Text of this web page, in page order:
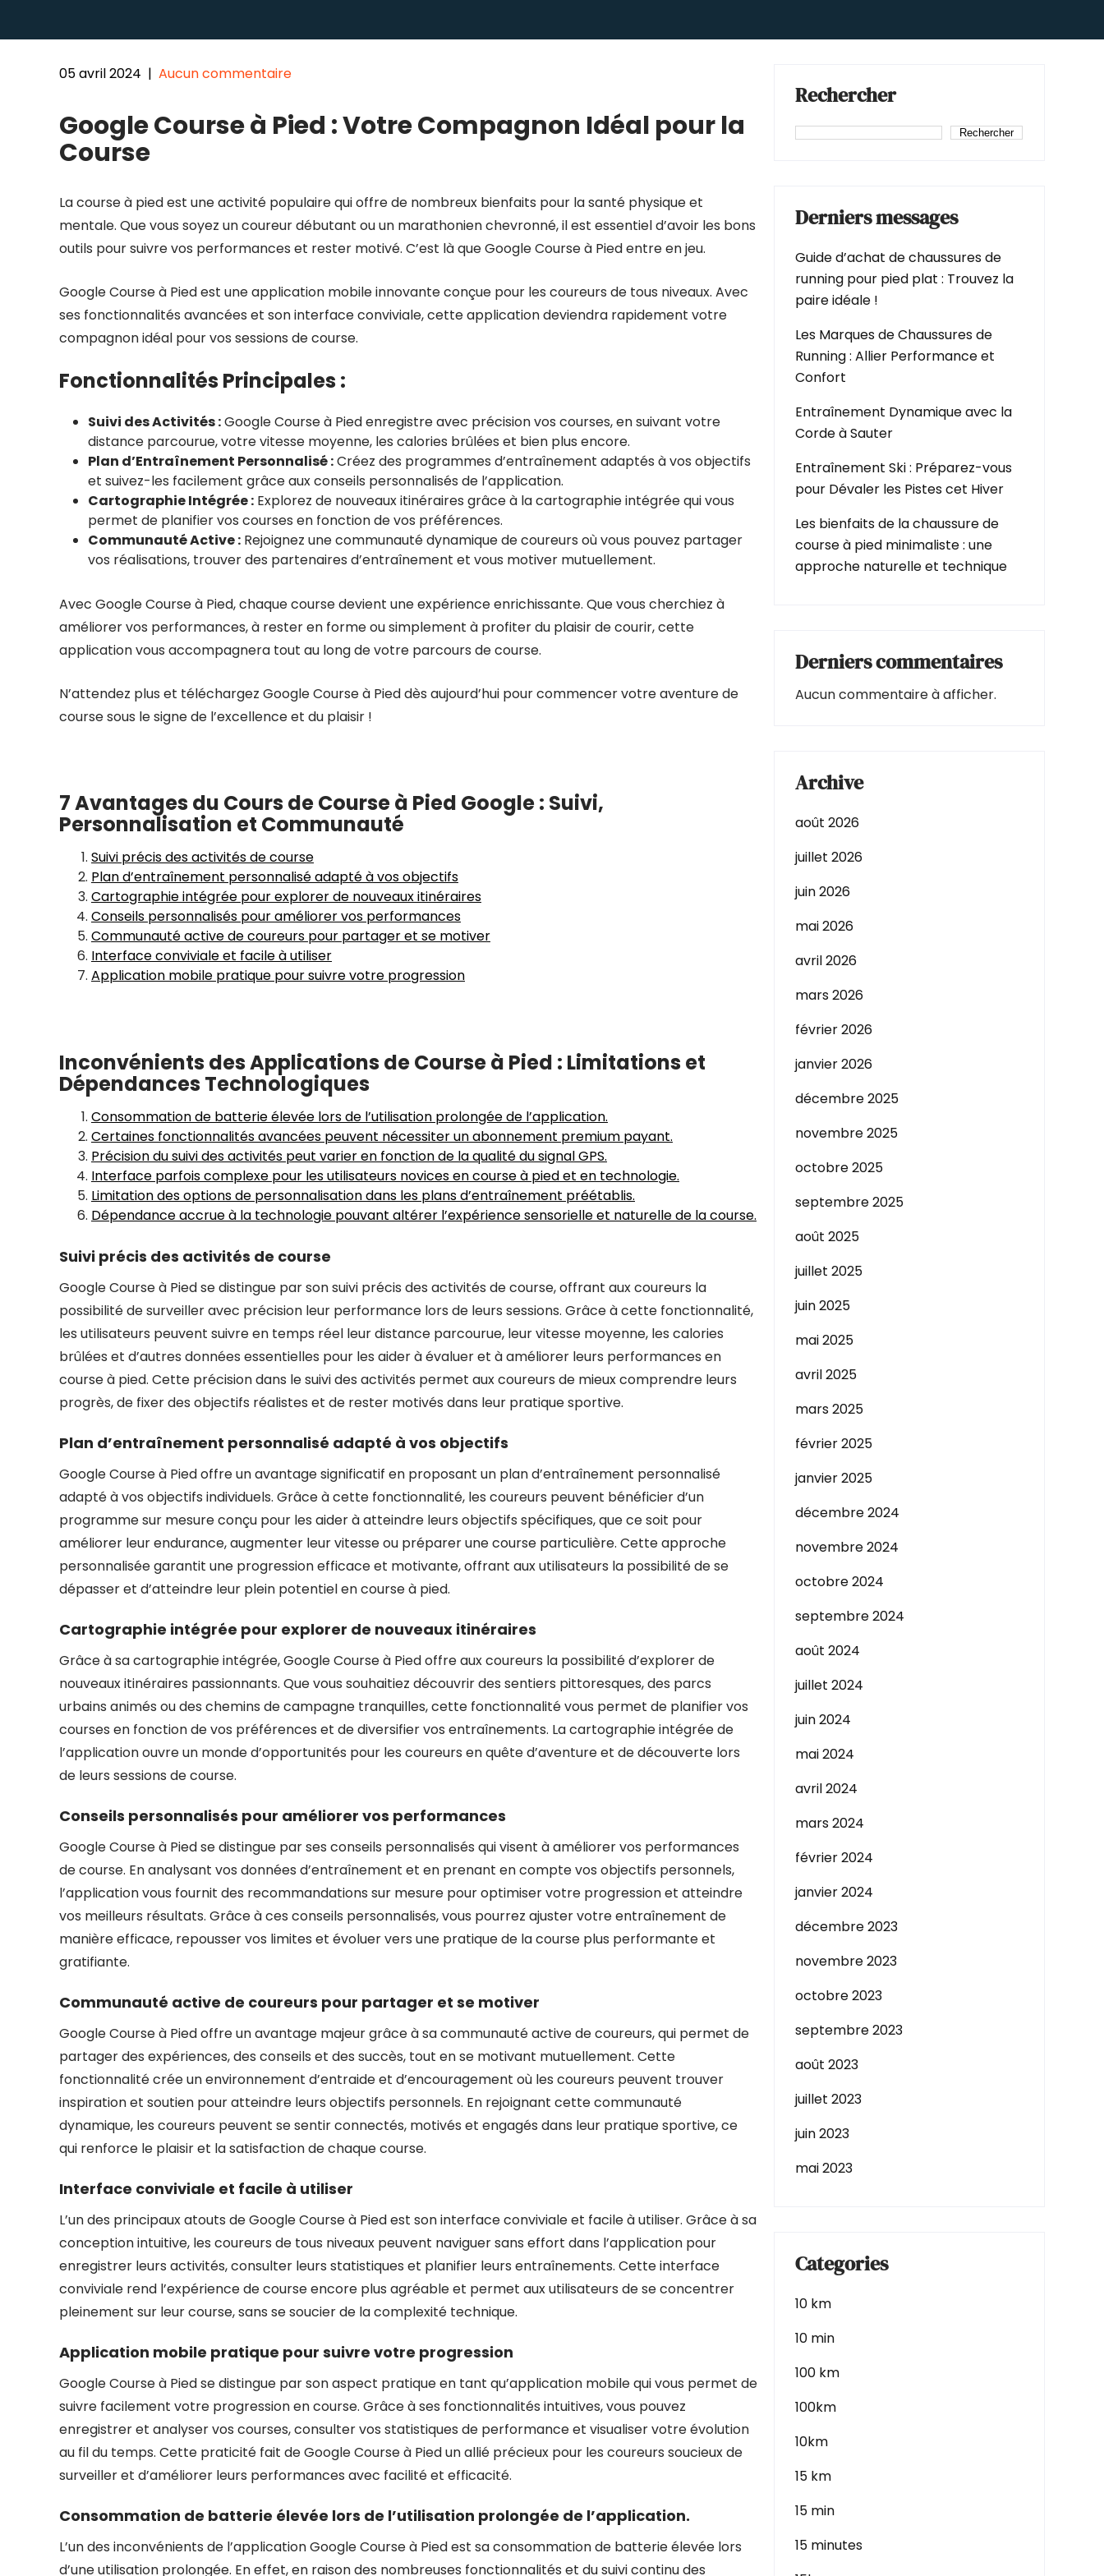
05 avril 2024 | Aucun commentaire
Google Course à Pied : Votre Compagnon Idéal pour la
Course
La course à pied est une activité populaire qui offre de nombreux bienfaits pour la santé physique et
mentale. Que vous soyez un coureur débutant ou un marathonien chevronné, il est essentiel d’avoir les bons
outils pour suivre vos performances et rester motivé. C’est là que Google Course à Pied entre en jeu.
Google Course à Pied est une application mobile innovante conçue pour les coureurs de tous niveaux. Avec
ses fonctionnalités avancées et son interface conviviale, cette application deviendra rapidement votre
compagnon idéal pour vos sessions de course.
Fonctionnalités Principales :
Suivi des Activités :Google Course à Pied enregistre avec précision vos courses, en suivant votre
distance parcourue, votre vitesse moyenne, les calories brûlées et bien plus encore.
Plan d’Entraînement Personnalisé :Créez des programmes d’entraînement adaptés à vos objectifs
et suivez-les facilement grâce aux conseils personnalisés de l’application.
Cartographie Intégrée : Explorez de nouveaux itinéraires grâce à la cartographie intégrée qui vous
permet de planifier vos courses en fonction de vos préférences.
Communauté Active : Rejoignez une communauté dynamique de coureurs où vous pouvez partager
vos réalisations, trouver des partenaires d’entraînement et vous motiver mutuellement.
Avec Google Course à Pied, chaque course devient une expérience enrichissante. Que vous cherchiez à
améliorer vos performances, à rester en forme ou simplement à profiter du plaisir de courir, cette
application vous accompagnera tout au long de votre parcours de course.
N’attendez plus et téléchargez Google Course à Pied dès aujourd’hui pour commencer votre aventure de
course sous le signe de l’excellence et du plaisir !
7 Avantages du Cours de Course à Pied Google : Suivi,
Personnalisation et Communauté
Suivi précis des activités de course
Plan d’entraînement personnalisé adapté à vos objectifs
Cartographie intégrée pour explorer de nouveaux itinéraires
Conseils personnalisés pour améliorer vos performances
Communauté active de coureurs pour partager et se motiver
Interface conviviale et facile à utiliser
Application mobile pratique pour suivre votre progression
Inconvénients des Applications de Course à Pied : Limitations et
Dépendances Technologiques
Consommation de batterie élevée lors de l’utilisation prolongée de l’application.
Certaines fonctionnalités avancées peuvent nécessiter un abonnement premium payant.
Précision du suivi des activités peut varier en fonction de la qualité du signal GPS.
Interface parfois complexe pour les utilisateurs novices en course à pied et en technologie.
Limitation des options de personnalisation dans les plans d’entraînement préétablis.
Dépendance accrue à la technologie pouvant altérer l’expérience sensorielle et naturelle de la course.
Suivi précis des activités de course
Google Course à Pied se distingue par son suivi précis des activités de course, offrant aux coureurs la
possibilité de surveiller avec précision leur performance lors de leurs sessions. Grâce à cette fonctionnalité,
les utilisateurs peuvent suivre en temps réel leur distance parcourue, leur vitesse moyenne, les calories
brûlées et d’autres données essentielles pour les aider à évaluer et à améliorer leurs performances en
course à pied. Cette précision dans le suivi des activités permet aux coureurs de mieux comprendre leurs
progrès, de fixer des objectifs réalistes et de rester motivés dans leur pratique sportive.
Plan d’entraînement personnalisé adapté à vos objectifs
Google Course à Pied offre un avantage significatif en proposant un plan d’entraînement personnalisé
adapté à vos objectifs individuels. Grâce à cette fonctionnalité, les coureurs peuvent bénéficier d’un
programme sur mesure conçu pour les aider à atteindre leurs objectifs spécifiques, que ce soit pour
améliorer leur endurance, augmenter leur vitesse ou préparer une course particulière. Cette approche
personnalisée garantit une progression efficace et motivante, offrant aux utilisateurs la possibilité de se
dépasser et d’atteindre leur plein potentiel en course à pied.
Cartographie intégrée pour explorer de nouveaux itinéraires
Grâce à sa cartographie intégrée, Google Course à Pied offre aux coureurs la possibilité d’explorer de
nouveaux itinéraires passionnants. Que vous souhaitiez découvrir des sentiers pittoresques, des parcs
urbains animés ou des chemins de campagne tranquilles, cette fonctionnalité vous permet de planifier vos
courses en fonction de vos préférences et de diversifier vos entraînements. La cartographie intégrée de
l’application ouvre un monde d’opportunités pour les coureurs en quête d’aventure et de découverte lors
de leurs sessions de course.
Conseils personnalisés pour améliorer vos performances
Google Course à Pied se distingue par ses conseils personnalisés qui visent à améliorer vos performances
de course. En analysant vos données d’entraînement et en prenant en compte vos objectifs personnels,
l’application vous fournit des recommandations sur mesure pour optimiser votre progression et atteindre
vos meilleurs résultats. Grâce à ces conseils personnalisés, vous pourrez ajuster votre entraînement de
manière efficace, repousser vos limites et évoluer vers une pratique de la course plus performante et
gratifiante.
Communauté active de coureurs pour partager et se motiver
Google Course à Pied offre un avantage majeur grâce à sa communauté active de coureurs, qui permet de
partager des expériences, des conseils et des succès, tout en se motivant mutuellement. Cette
fonctionnalité crée un environnement d’entraide et d’encouragement où les coureurs peuvent trouver
inspiration et soutien pour atteindre leurs objectifs personnels. En rejoignant cette communauté
dynamique, les coureurs peuvent se sentir connectés, motivés et engagés dans leur pratique sportive, ce
qui renforce le plaisir et la satisfaction de chaque course.
Interface conviviale et facile à utiliser
L’un des principaux atouts de Google Course à Pied est son interface conviviale et facile à utiliser. Grâce à sa
conception intuitive, les coureurs de tous niveaux peuvent naviguer sans effort dans l’application pour
enregistrer leurs activités, consulter leurs statistiques et planifier leurs entraînements. Cette interface
conviviale rend l’expérience de course encore plus agréable et permet aux utilisateurs de se concentrer
pleinement sur leur course, sans se soucier de la complexité technique.
Application mobile pratique pour suivre votre progression
Google Course à Pied se distingue par son aspect pratique en tant qu’application mobile qui vous permet de
suivre facilement votre progression en course. Grâce à ses fonctionnalités intuitives, vous pouvez
enregistrer et analyser vos courses, consulter vos statistiques de performance et visualiser votre évolution
au fil du temps. Cette praticité fait de Google Course à Pied un allié précieux pour les coureurs soucieux de
surveiller et d’améliorer leurs performances avec facilité et efficacité.
Consommation de batterie élevée lors de l’utilisation prolongée de l’application.
L’un des inconvénients de l’application Google Course à Pied est sa consommation de batterie élevée lors
d’une utilisation prolongée. En effet, en raison des nombreuses fonctionnalités et du suivi continu des
Rechercher
Rechercher
Derniers messages
Guide d’achat de chaussures de
running pour pied plat : Trouvez la
paire idéale !
Les Marques de Chaussures de
Running : Allier Performance et
Confort
Entraînement Dynamique avec la
Corde à Sauter
Entraînement Ski : Préparez-vous
pour Dévaler les Pistes cet Hiver
Les bienfaits de la chaussure de
course à pied minimaliste : une
approche naturelle et technique
Derniers commentaires
Aucun commentaire à afficher.
Archive
août 2026
juillet 2026
juin 2026
mai 2026
avril 2026
mars 2026
février 2026
janvier 2026
décembre 2025
novembre 2025
octobre 2025
septembre 2025
août 2025
juillet 2025
juin 2025
mai 2025
avril 2025
mars 2025
février 2025
janvier 2025
décembre 2024
novembre 2024
octobre 2024
septembre 2024
août 2024
juillet 2024
juin 2024
mai 2024
avril 2024
mars 2024
février 2024
janvier 2024
décembre 2023
novembre 2023
octobre 2023
septembre 2023
août 2023
juillet 2023
juin 2023
mai 2023
Categories
10 km
10 min
100 km
100km
10km
15 km
15 min
15 minutes